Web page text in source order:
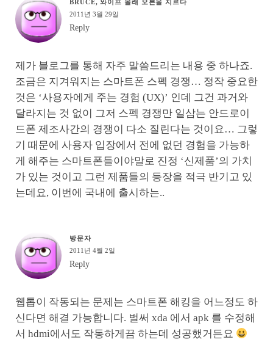
BRUCE, 와이프 몰래 오븐을 지르다
2011년 3월 29일
Reply
제가 블로그를 통해 자주 말씀드리는 내용 중 하나죠.
조금은 지겨워지는 스마트폰 스펙 경쟁… 정작 중요한
것은 ‘사용자에게 주는 경험 (UX)’ 인데 그건 과거와
달라지는 것 없이 그저 스펙 경쟁만 일삼는 안드로이
드폰 제조사간의 경쟁이 다소 질린다는 것이요… 그렇
기 때문에 사용자 입장에서 전에 없던 경험을 가능하
게 해주는 스마트폰들이야말로 진정 ‘신제품’의 가치
가 있는 것이고 그런 제품들의 등장을 적극 반기고 있
는데요, 이번에 국내에 출시하는..
방문자
2011년 4월 2일
Reply
웹톱이 작동되는 문제는 스마트폰 해킹을 어느정도 하
신다면 해결 가능합니다. 벌써 xda 에서 apk 를 수정해
서 hdmi에서도 작동하게끔 하는데 성공했거든요